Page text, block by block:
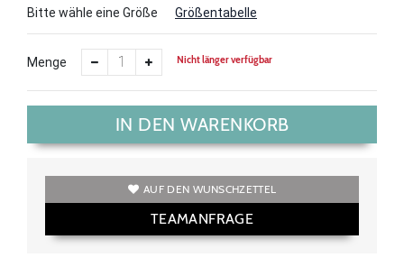
Bitte wähle eine Größe
Größentabelle
Menge Nicht länger verfügbar
IN DEN WARENKORB
AUF DEN WUNSCHZETTEL
TEAMANFRAGE